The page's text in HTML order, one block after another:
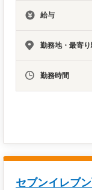
給与
勤務地・最寄
勤務時間
セブンイレブ